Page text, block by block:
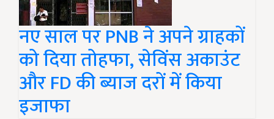
नए साल पर PNB ने अपने ग्राहकों
को दिया तोहफा, सेविंस अकाउंट
और FD की ब्याज दरों में किया
इजाफा